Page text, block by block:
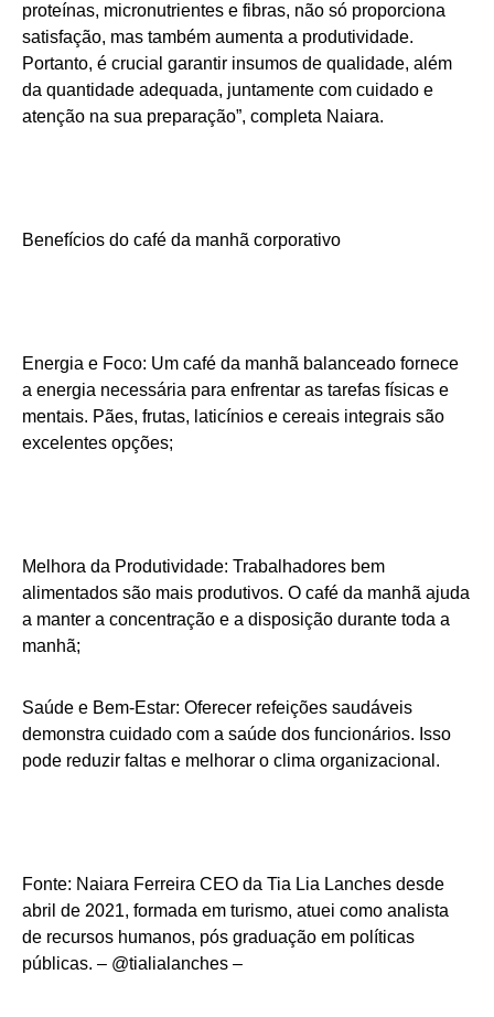
proteínas, micronutrientes e fibras, não só proporciona
satisfação, mas também aumenta a produtividade.
Portanto, é crucial garantir insumos de qualidade, além
da quantidade adequada, juntamente com cuidado e
atenção na sua preparação”, completa Naiara.
Benefícios do café da manhã corporativo
Energia e Foco: Um café da manhã balanceado fornece
a energia necessária para enfrentar as tarefas físicas e
mentais. Pães, frutas, laticínios e cereais integrais são
excelentes opções;
Melhora da Produtividade: Trabalhadores bem
alimentados são mais produtivos. O café da manhã ajuda
a manter a concentração e a disposição durante toda a
manhã;
Saúde e Bem-Estar: Oferecer refeições saudáveis
demonstra cuidado com a saúde dos funcionários. Isso
pode reduzir faltas e melhorar o clima organizacional.
Fonte: Naiara Ferreira CEO da Tia Lia Lanches desde
abril de 2021, formada em turismo, atuei como analista
de recursos humanos, pós graduação em políticas
públicas. – @tialialanches –